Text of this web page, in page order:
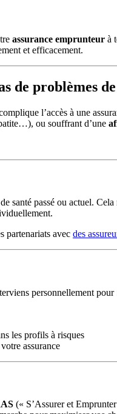
assurance emprunteur à
et efficacement.
de problèmes
l’accès à une
ou souffrant d’une
santé passé ou actuel.
partenariats avec des
personnellement pour
les profils à risques
assurance
(« S’Assurer et